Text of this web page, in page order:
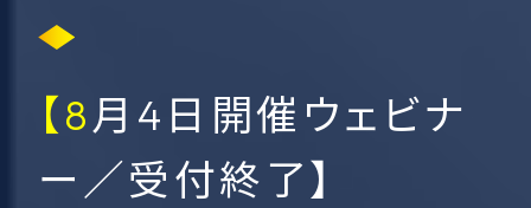
【8月4日開催ウェビナ
ー／受付終了】